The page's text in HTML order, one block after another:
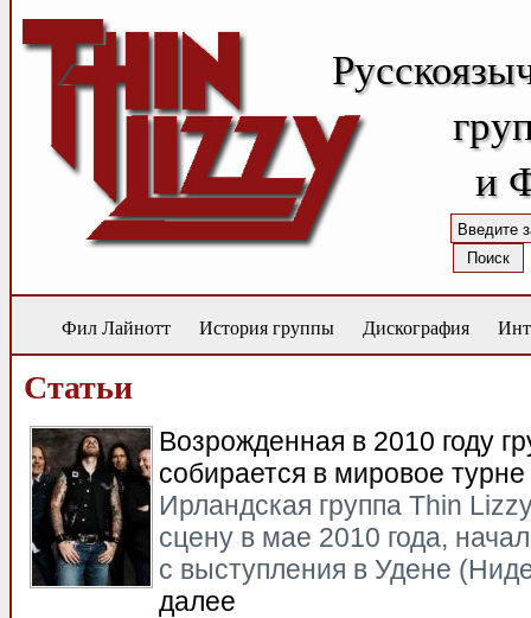
и
Фил Лайнотт История группы Дискография
Статьи
Возрожденная в 2010 году
собирается в мировое турне
Ирландская группа Thin
сцену в мае 2010 года,
с выступления в Удене
далее